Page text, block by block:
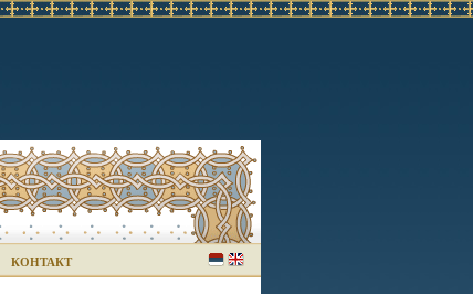
КОНТАКТ